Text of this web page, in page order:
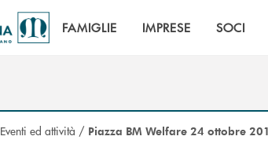
FAMIGLIE IMPRESE SOCI
Eventi ed attività / Piazza BM Welfare 24 ottobre